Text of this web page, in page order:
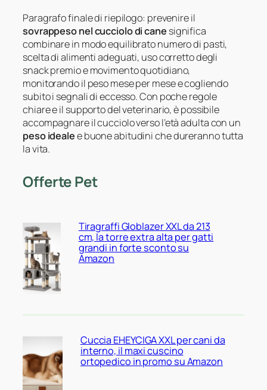
Paragrafo finale di riepilogo: prevenire il
sovrappeso nel cucciolo di cane significa
combinare in modo equilibrato numero di pasti,
scelta di alimenti adeguati, uso corretto degli
snack premio e movimento quotidiano,
monitorando il peso mese per mese e cogliendo
subito i segnali di eccesso. Con poche regole
chiare e il supporto del veterinario, è possibile
accompagnare il cucciolo verso l’età adulta con un
peso idealee buone abitudini che dureranno tutta
la vita.
Offerte Pet
Tiragraffi Globlazer XXL da 213
cm, la torre extra alta per gatti
grandi in forte sconto su
Amazon
Cuccia EHEYCIGA XXL per cani da
interno, il maxi cuscino
ortopedico in promo su Amazon